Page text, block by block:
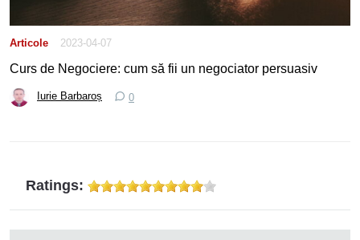
Articole 2023-04-07
Curs de Negociere: cum să fii un negociator persuasiv
Iurie Barbaroș 0
Ratings: